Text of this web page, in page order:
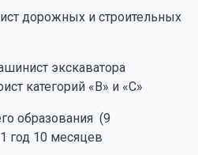
дорожных и строительных
экскаватора
категорий «В» и «С»
образования (9
год 10 месяцев